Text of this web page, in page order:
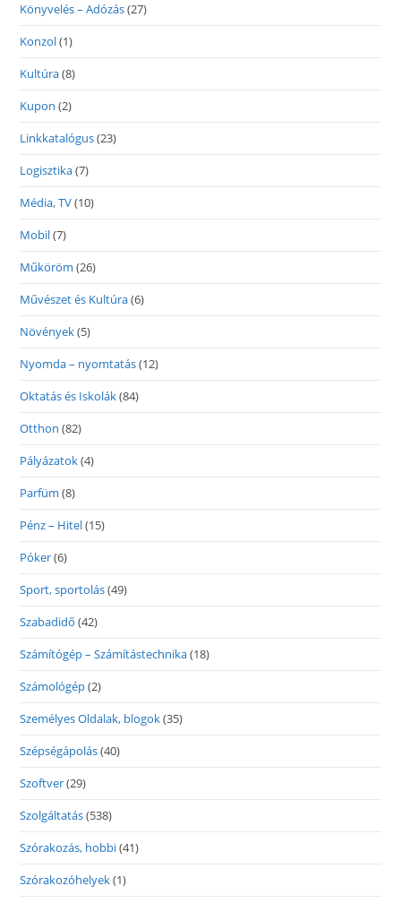
Könyvelés – Adózás(27)
Konzol(1)
Kultúra(8)
Kupon (2)
Linkkatalógus(23)
Logisztika(7)
Média, TV(10)
Mobil(7)
Műköröm (26)
Művészet és Kultúra(6)
Növények(5)
Nyomda – nyomtatás(12)
Oktatás és Iskolák(84)
Otthon (82)
Pályázatok(4)
Parfüm (8)
Pénz – Hitel(15)
Póker(6)
Sport, sportolás(49)
Szabadidő (42)
Számítógép – Számítástechnika(18)
Számológép(2)
Személyes Oldalak, blogok(35)
Szépségápolás(40)
Szoftver(29)
Szolgáltatás(538)
Szórakozás, hobbi(41)
Szórakozóhelyek(1)